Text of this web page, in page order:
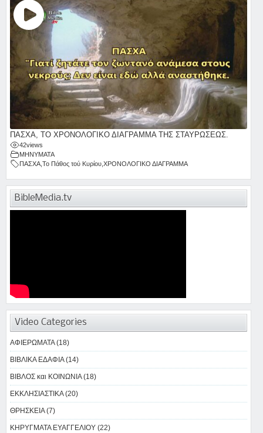
ΠΑΣΧΑ, ΤΟ ΧΡΟΝΟΛΟΓΙΚΟ ΔΙΑΓΡΑΜΜΑ ΤΗΣ ΣΤΑΥΡΩΣΕΩΣ.
42views
ΜΗΝΥΜΑΤΑ
ΠΑΣΧΑ Το Πάθος τού Κυρίου ΧΡΟΝΟΛΟΓΙΚΟ ΔΙΑΓΡΑΜΜΑ
BibleMedia.tv
Video Categories
ΑΦΙΕΡΩΜΑΤΑ (18)
ΒΙΒΛΙΚΑ ΕΔΑΦΙΑ (14)
ΒΙΒΛΟΣ και ΚΟΙΝΩΝΙΑ (18)
ΕΚΚΛΗΣΙΑΣΤΙΚΑ (20)
ΘΡΗΣΚΕΙΑ (7)
ΚΗΡΥΓΜΑΤΑ ΕΥΑΓΓΕΛΙΟΥ (22)